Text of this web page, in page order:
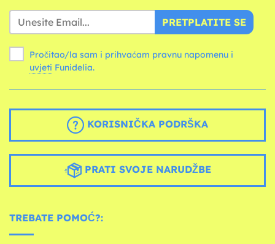
PRETPLATITE SE
Pročitao/la sam i prihvaćam pravnu napomenu i
uvjeti Funidelia.
KORISNIČKA PODRŠKA
PRATI SVOJE NARUDŽBE
TREBATE POMOĆ?: